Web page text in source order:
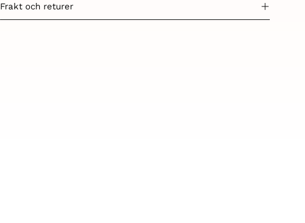
Frakt och returer